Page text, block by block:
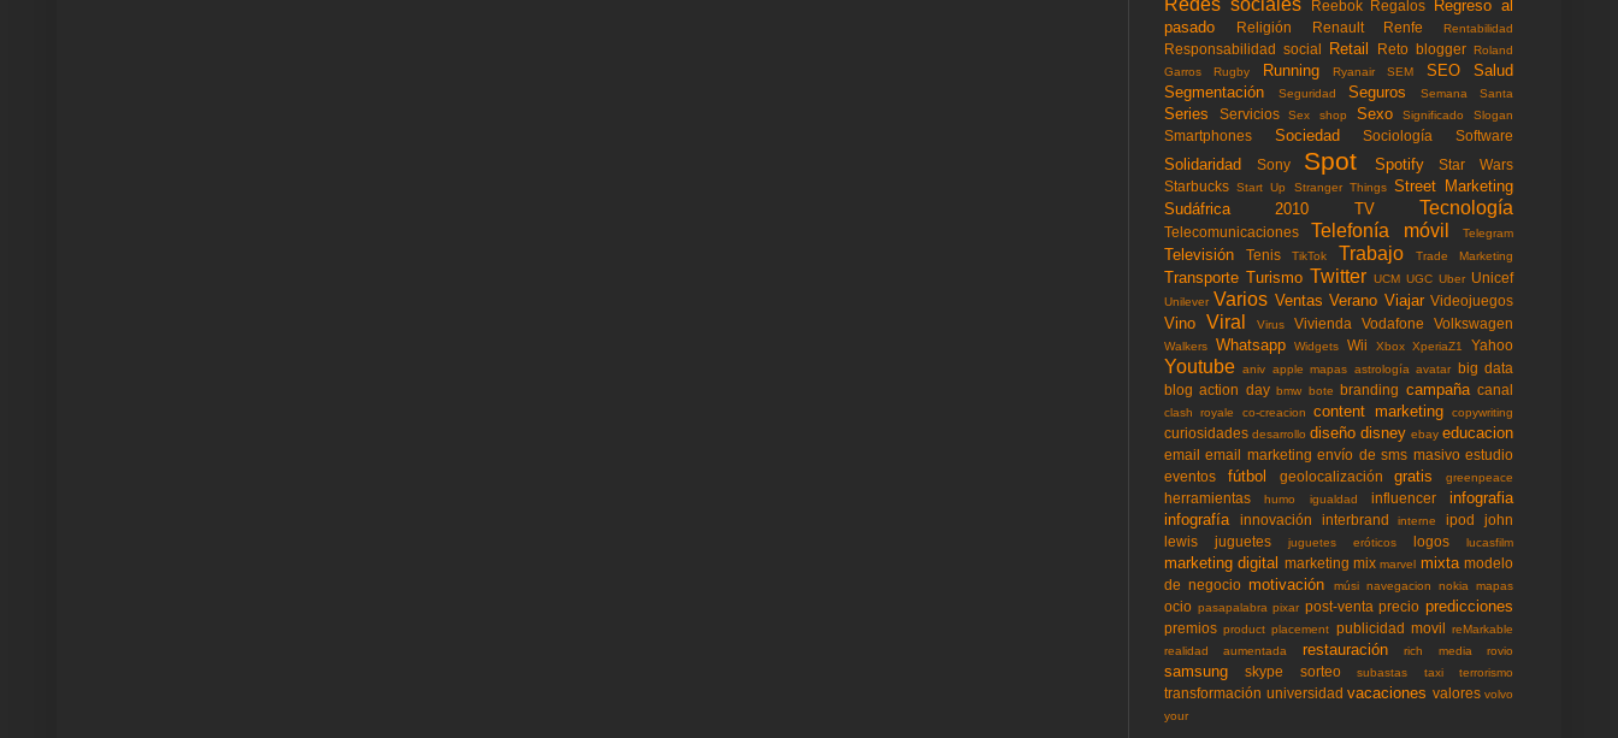
Redes sociales Reebok Regalos
Regreso al
pasado
Religión Renault Renfe Rentabilidad
Responsabilidad social Retail Reto blogger Roland
Garros
Rugby Running Ryanair SEM SEO
Salud
Segmentación
Seguridad Seguros Semana Santa
Series Servicios Sex shop Sexo Significado Slogan
Smartphones Sociedad Sociología Software
Solidaridad Sony Spot Spotify
Star Wars
Starbucks Start Up Stranger Things Street Marketing
Sudáfrica 2010
TV Tecnología
Telecomunicaciones Telefonía móvil Telegram
Televisión Tenis TikTok Trabajo Trade Marketing
Transporte Turismo Twitter UCM UGC Uber Unicef
Unilever Varios Ventas Verano Viajar Videojuegos
Vino Viral Virus Vivienda Vodafone Volkswagen
Walkers Whatsapp Widgets Wii Xbox XperiaZ1 Yahoo
Youtube aniv apple mapas astrología avatar big data
blog action day bmw bote branding campaña canal
clash royale co-creacion content marketing copywriting
curiosidades desarrollo diseño disney ebay educacion
email email marketing envío de sms masivo estudio
eventos
fútbol geolocalización gratis greenpeace
herramientas humo igualdad influencer
infografia
infografía
innovación interbrand interne ipod
john
lewis
juguetes juguetes eróticos logos lucasfilm
marketing digital marketing mix marvel mixta modelo
de negocio motivación músi navegacion nokia mapas
ocio pasapalabra pixar post-venta precio predicciones
premios product placement publicidad movil reMarkable
realidad aumentada
restauración rich media rovio
samsung skype sorteo subastas taxi terrorismo
transformación universidad vacaciones valores volvo
your